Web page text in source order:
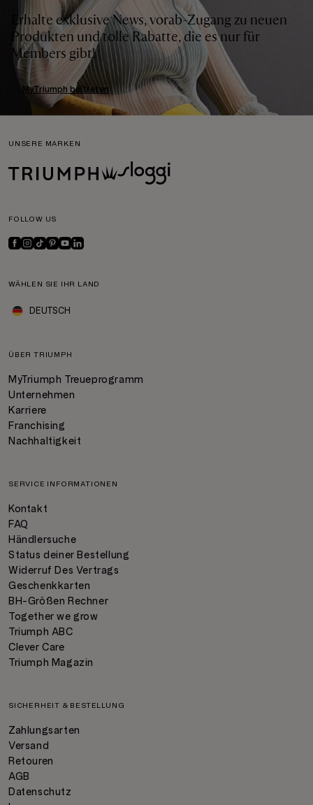
Erhalte exklusive News, vorab-Zugang zu neuen
Produkten und tolle Rabatte, die es nur für
Members gibt!
MyTriumph beitreten
UNSERE MARKEN
FOLLOW US
WÄHLEN SIE IHR LAND
DEUTSCH
ÜBER TRIUMPH
MyTriumph Treueprogramm
Unternehmen
Karriere
Franchising
Nachhaltigkeit
SERVICE INFORMATIONEN
Kontakt
FAQ
Händlersuche
Status deiner Bestellung
Widerruf Des Vertrags
Geschenkkarten
BH-Größen Rechner
Together we grow
Triumph ABC
Clever Care
Triumph Magazin
SICHERHEIT & BESTELLUNG
Zahlungsarten
Versand
Retouren
AGB
Datenschutz